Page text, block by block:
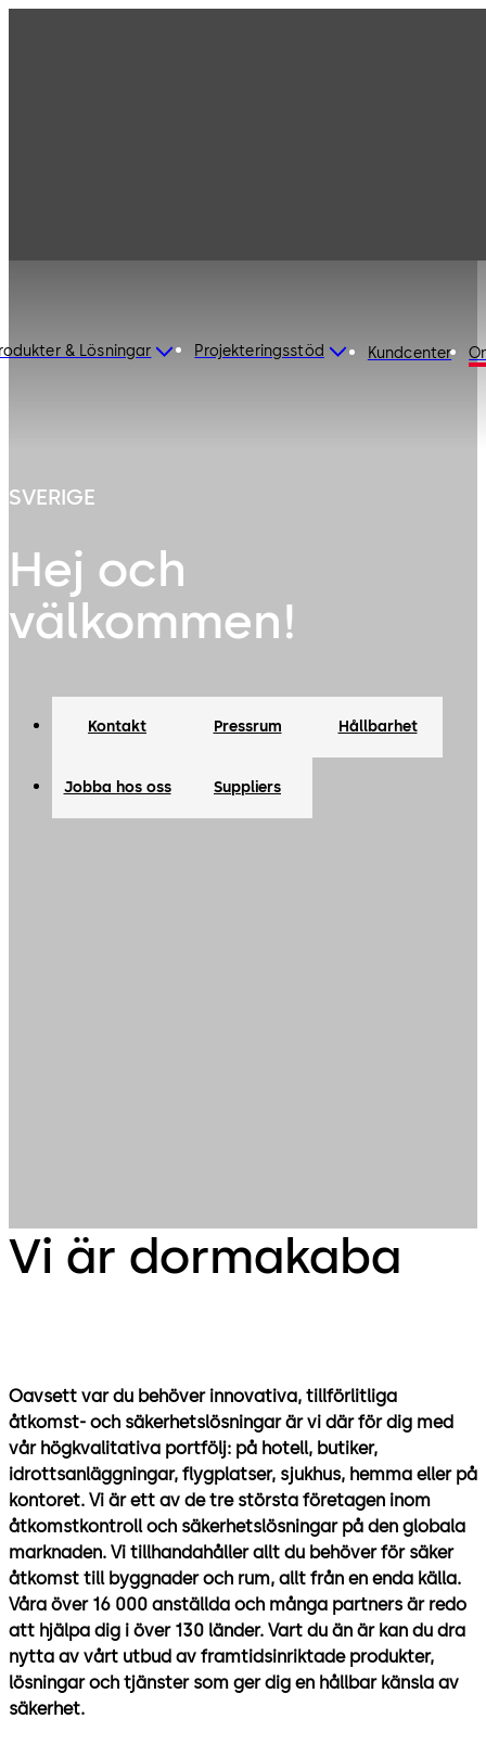
& Lösningar Projekteringsstöd Kundcenter
SVERIGE
Hej och
välkommen!
Kontakt Pressrum Hållbarhet
Jobba hos oss Suppliers
Vi är dormakaba
Oavsett var du behöver innovativa, tillförlitliga
åtkomst- och säkerhetslösningar är vi där för dig med
vår högkvalitativa portfölj: på hotell, butiker,
idrottsanläggningar, flygplatser, sjukhus, hemma eller på
kontoret. Vi är ett av de tre största företagen inom
åtkomstkontroll och säkerhetslösningar på den globala
marknaden. Vi tillhandahåller allt du behöver för säker
åtkomst till byggnader och rum, allt från en enda källa.
Våra över 16 000 anställda och många partners är redo
att hjälpa dig i över 130 länder. Vart du än är kan du dra
nytta av vårt utbud av framtidsinriktade produkter,
lösningar och tjänster som ger dig en hållbar känsla av
säkerhet.